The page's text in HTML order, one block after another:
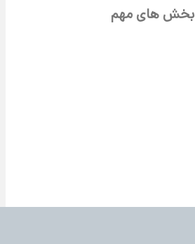
بخش های مهم